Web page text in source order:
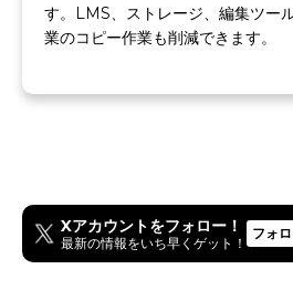
す。LMS、ストレージ、編集ツー
業のコピー作業も削減できます。
Xアカウントをフォロー！
最新の情報をいち早くゲット！
フォ